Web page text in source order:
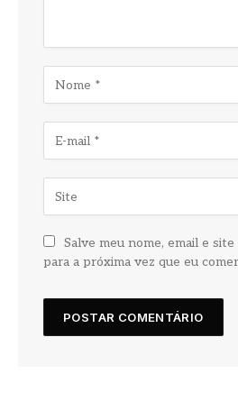
Salve meu nome, email e
para a próxima vez que eu